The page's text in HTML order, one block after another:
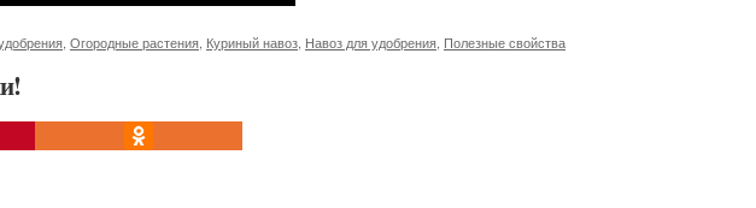
Огородные растения Куриный навоз Навоз для удобрения Полезные свойства